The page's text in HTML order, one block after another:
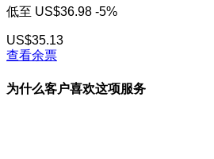
低至 US$36.98 -5%
US$35.13
查看余票
为什么客户喜欢这项服务